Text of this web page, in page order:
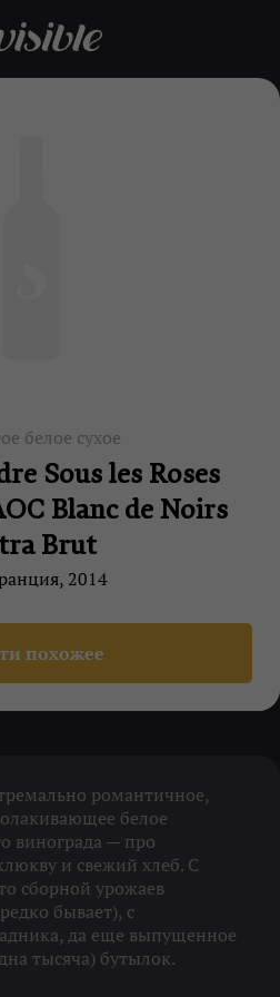
белое сухое
Sous les Roses
Blanc de Noirs
Brut
2014
похожее
романтичное,
белое
винограда — про
и свежий хлеб. С
сборной урожаев
бывает), с
да еще выпущенное
тысяча) бутылок.